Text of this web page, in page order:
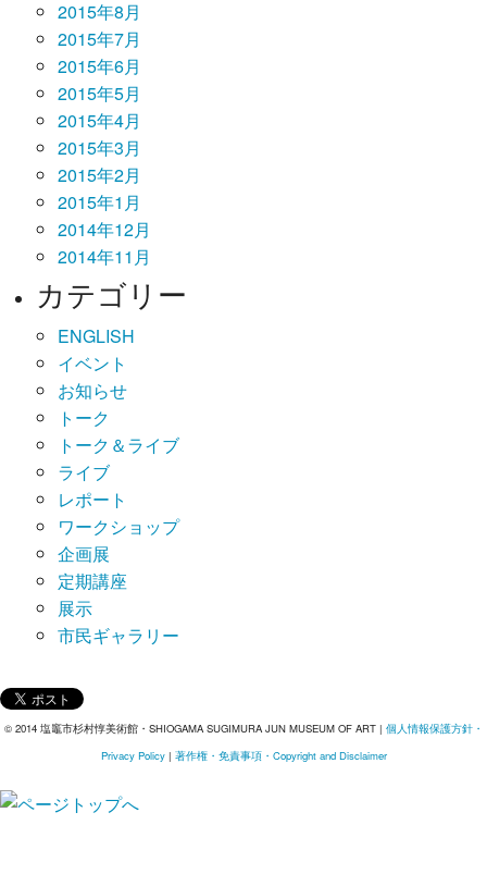
2015年8月
2015年7月
2015年6月
2015年5月
2015年4月
2015年3月
2015年2月
2015年1月
2014年12月
2014年11月
カテゴリー
ENGLISH
イベント
お知らせ
トーク
トーク＆ライブ
ライブ
レポート
ワークショップ
企画展
定期講座
展示
市民ギャラリー
© 2014 塩竈市杉村惇美術館・SHIOGAMA SUGIMURA JUN MUSEUM OF ART | 個人情報保護方針・
Privacy Policy| 著作権・免責事項・Copyright and Disclaimer